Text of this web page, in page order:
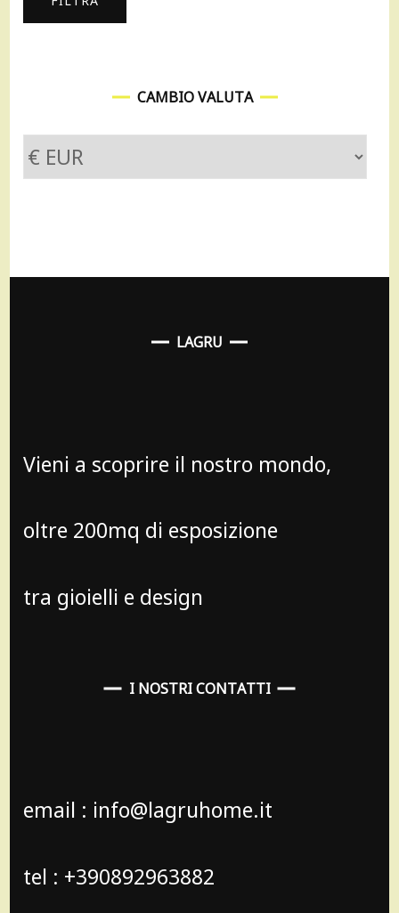
CAMBIO VALUTA
LAGRU
Vieni a scoprire il nostro mondo,
oltre 200mq di esposizione
tra gioielli e design
I NOSTRI CONTATTI
email : info@lagruhome.it
tel : +390892963882